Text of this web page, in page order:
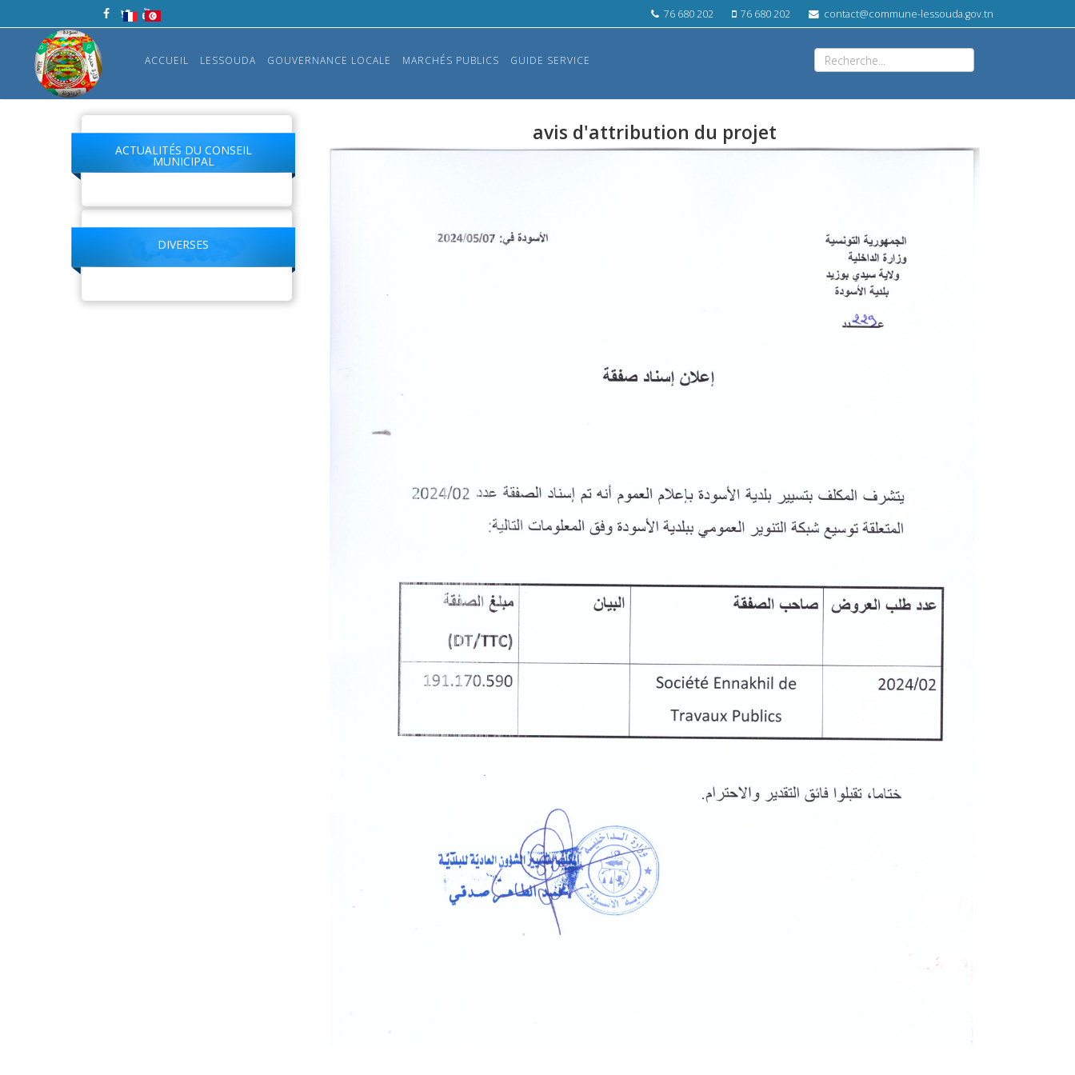
76 680 202 76 680 202 contact@commune-lessouda.gov.tn
ACCUEIL LESSOUDA GOUVERNANCE LOCALE MARCHÉS PUBLICS GUIDE SERVICE
ACTUALITÉS DU CONSEIL
MUNICIPAL
DIVERSES
avis d'attribution du projet